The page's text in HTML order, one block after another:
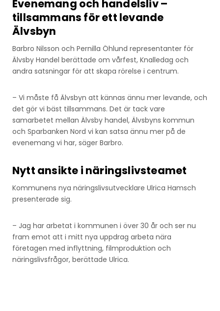
Evenemang och handelsliv –
tillsammans för ett levande
Älvsbyn
Barbro Nilsson och Pernilla Öhlund representanter för
Älvsby Handel berättade om vårfest, Knalledag och
andra satsningar för att skapa rörelse i centrum.
– Vi måste få Älvsbyn att kännas ännu mer levande, och
det gör vi bäst tillsammans. Det är tack vare
samarbetet mellan Älvsby handel, Älvsbyns kommun
och Sparbanken Nord vi kan satsa ännu mer på de
evenemang vi har, säger Barbro.
Nytt ansikte i näringslivsteamet
Kommunens nya näringslivsutvecklare Ulrica Hamsch
presenterade sig.
– Jag har arbetat i kommunen i över 30 år och ser nu
fram emot att i mitt nya uppdrag arbeta nära
företagen med inflyttning, filmproduktion och
näringslivsfrågor, berättade Ulrica.